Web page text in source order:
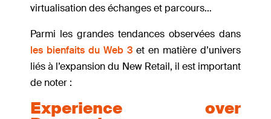
virtualisation des échanges et parcours…
Parmi les grandes tendances observées dans
les bienfaits du Web 3 et en matière d’univers
liés à l’expansion du New Retail, il est important
de noter :
Experience over